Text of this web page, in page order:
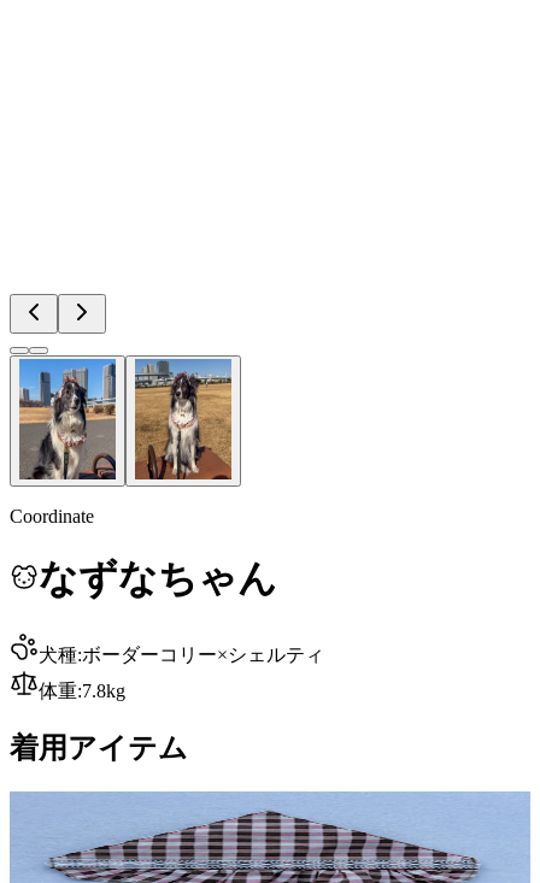
Coordinate
なずなちゃん
犬種:ボーダーコリー×シェルティ
体重:7.8kg
着用アイテム